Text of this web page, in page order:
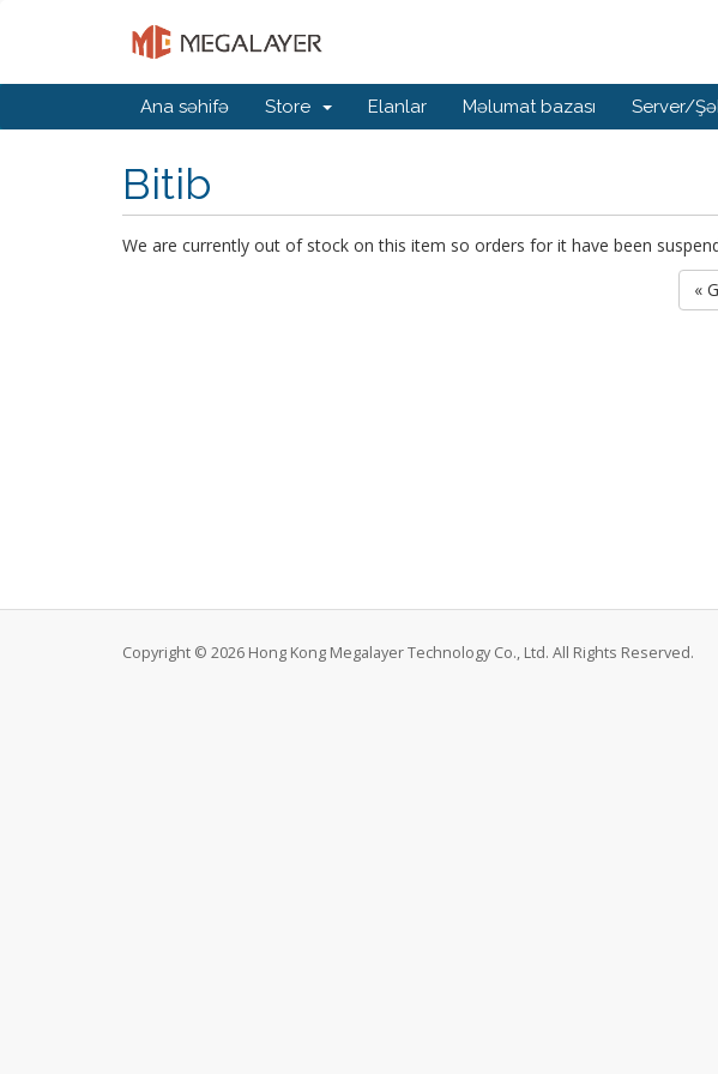
Ana səhifə Store Elanlar Məlumat bazası Server/
Bitib
We are currently out of stock on this item so orders for it have been
«
Copyright © 2026 Hong Kong Megalayer Technology Co., Ltd. All Rights Reserved.